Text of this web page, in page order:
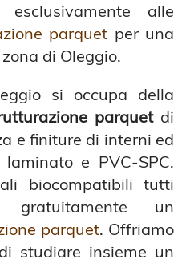
alle
parquet per una
di Oleggio.
si occupa della
parquetdi
e finiture di interni ed
e PVC-SPC.
biocompatibili tutti
gratuitamente un
parquet. Offriamo
studiare insieme un